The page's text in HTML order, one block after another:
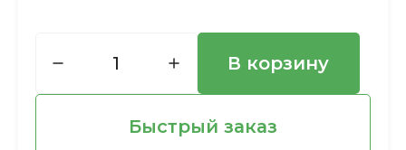
В корзину
Быстрый заказ